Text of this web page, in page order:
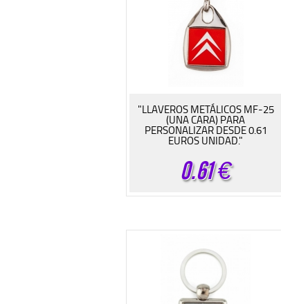
"LLAVEROS METÁLICOS MF-25
(UNA CARA) PARA
PERSONALIZAR DESDE 0.61
EUROS UNIDAD."
0.61€